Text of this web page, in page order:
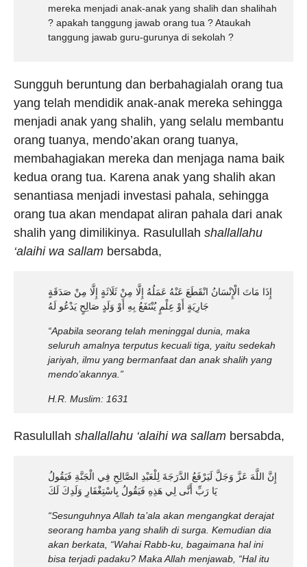
mereka menjadi anak-anak yang shalih dan shalihah
? apakah tanggung jawab orang tua ? Ataukah
tanggung jawab guru-gurunya di sekolah ?
Sungguh beruntung dan berbahagialah orang tua
yang telah mendidik anak-anak mereka sehingga
menjadi anak yang shalih, yang selalu membantu
orang tuanya, mendo’akan orang tuanya,
membahagiakan mereka dan menjaga nama baik
kedua orang tua. Karena anak yang shalih akan
senantiasa menjadi investasi pahala, sehingga
orang tua akan mendapat aliran pahala dari anak
shalih yang dimilikinya. Rasulullah shallallahu
‘alaihi wa sallam bersabda,
إِذَا مَاتَ الْإِنْسَانُ انْقَطَعَ عَنْهُ عَمَلُهُ إِلَّا مِنْ ثَلَاثَةٍ إِلَّا مِنْ صَدَقَةٍ
جَارِيَةٍ أَوْ عِلْمٍ يُنْتَفَعُ بِهِ أَوْ وَلَدٍ صَالِحٍ يَدْعُو لَهُ
“Apabila seorang telah meninggal dunia, maka
seluruh amalnya terputus kecuali tiga, yaitu sedekah
jariyah, ilmu yang bermanfaat dan anak shalih yang
mendo’akannya.”
H.R. Muslim: 1631
Rasulullah shallallahu ‘alaihi wa sallam bersabda,
إِنَّ اللَّهَ عَزَّ وَجَلَّ لَيَرْفَعُ الدَّرَجَةَ لِلْعَبْدِ الصَّالِحِ فِي الْجَنَّةِ فَيَقُولُ
يَا رَبِّ أَنَّى لِي هَذِهِ فَيَقُولُ بِاسْتِغْفَارِ وَلَدِكَ لَكَ
“Sesunguhnya Allah ta’ala akan mengangkat derajat
seorang hamba yang shalih di surga. Kemudian dia
akan berkata, “Wahai Rabb-ku, bagaimana hal ini
bisa terjadi padaku? Maka Allah menjawab, “Hal itu